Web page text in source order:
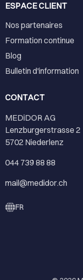
ESPACE CLIENT
Nos partenaires
Formation continue
Blog
Bulletin d'information
CONTACT
MEDiDOR AG
Lenzburgerstrasse 2
5702 Niederlenz
044 739 88 88
mail@medidor.ch
FR